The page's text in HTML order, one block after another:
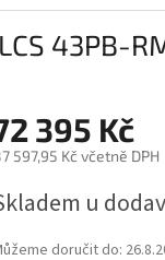
43PB-
395 Kč
597,95 Kč včetně DPH
u
doručit do: